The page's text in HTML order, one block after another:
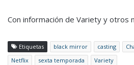
Con información de Variety y otros
Etiquetas black mirror casting
Netflix
sexta temporada Variety